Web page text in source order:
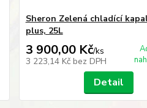
Sheron Zelená chladící
plus, 25L
3 900,00 Kč/ks
3 223,14 Kč bez DPH
Detail